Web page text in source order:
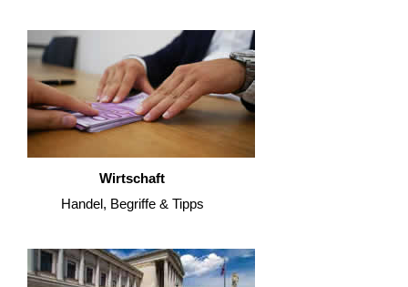
Wirtschaft
Handel, Begriffe & Tipps